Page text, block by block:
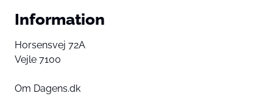
Information
Horsensvej 72A
Vejle 7100
Om Dagens.dk